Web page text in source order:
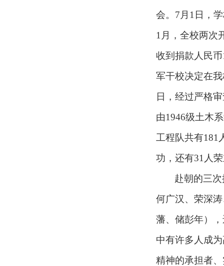
会。7月1日，
1月，全校两次
收到捐款人民
军干校决定在
日，经过严格
由1946级土木
工程队共有181
功，还有31人
赴朝的三
何广汉、荣深
藩、储彭年）
中有许多人成
精神的承担者